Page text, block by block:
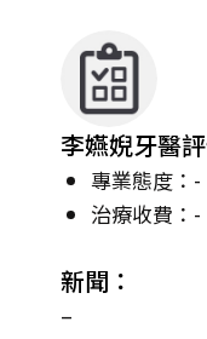
李嬿婗牙醫評
專業態度：-
治療收費：-
新聞：
–